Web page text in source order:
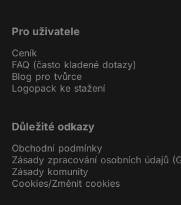
Pro uživatele
Ceník
FAQ (často kladené dotazy)
Blog pro tvůrce
Logopack ke stažení
Důležité odkazy
Obchodní podmínky
Zásady zpracování osobních údajů
Zásady komunity
Cookies/Změnit cookies